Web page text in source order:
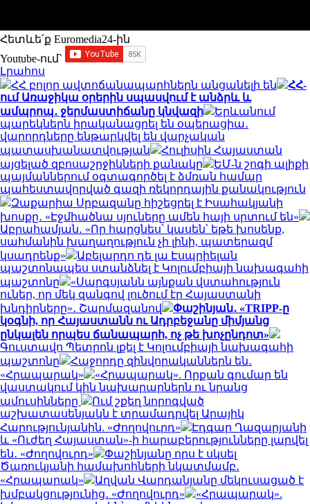
Հետևե՛ք Euromedia24-ին
Youtube-ում`
Լրահոս
ՀՀ բոլոր ավտոճանապարհներն անցանելի են
ՀՀ-
ում Առաջիկա օրերին սպասվում է անձրև և
ամպրոպ․ ջերմաստիճանը կնվազի
Երևանում
պարեկներն իրականացրել են օպերացիա․
վարորդները ենթարկվել են վարչական
պատասխանատվության
Հուլիսին Հայաստան
այցելած զբոսաշրջիկների քանակը
ԵՄ-ն շոգի ալիքի
պայմաններում օգտագործել է ձմռան համար
պահեստավորված գազի ռեկորդային քանակություն
Զաքարիա Սրբազանը հիշեցրել է Իսահակյանի
խոսքը․ «Էջմիածնա սյուները ամեն հայի սրտում են»
Աբրահամյան․ «Որ հարցնես՝ կասեն՝ եթե խոսենք,
սահմանին խաղաղություն չի լինի, պատերազմ
կսադրենք»
Աբելարդո դե լա Էսպրիելան
պաշտոնապես ստանձնել է Կոլումբիայի նախագահի
պաշտոնը
«Սարգսյանն այնքան վստահություն
ուներ, որ մեկ զանգով լուծում էր Հայաստանի
խնդիրները»․ Շարմազանով
Փաշինյան․ «TRIPP-ը
կօգնի, որ Հայաստանն ու Ադրբեջանը միմյանց
ընկալեն որպես ճանապարհ, ոչ թե խոչընդոտ»
Գուստավո Պետրոն լքել է Կոլումբիայի նախագահի
պաշտոնը
Հաջորդը զինվորականներն են․
«Հրապարակ»
«Հրապարակ». Որքան գումար են
վաստակում կին նախարարներն ու նրանց
ամուսինները
Ում շքեղ նորոգված
աշխատասենյակն է տրամադրվել Արայիկ
Հարությունյանին. «Ժողովուրդ»
Էդգար Ղազարյանի
և «Ուժեղ Հայաստան»-ի հարաբերությունները լարվել
են․ «Ժողովուրդ»
Փաշինյանը որս է սկսել
Ծառուկյանի համախոհների նկատմամբ․
«Հրապարակ»
Աղվան Վարդանյանը մեկուսացած է
խմբակցությունից․ «Ժողովուրդ»
«Հրապարակ».